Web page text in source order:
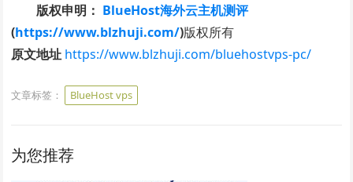
版权申明： BlueHost海外云主机测评
(https://www.blzhuji.com/)版权所有
原文地址 https://www.blzhuji.com/bluehostvps-pc/
文章标签： BlueHost vps
为您推荐